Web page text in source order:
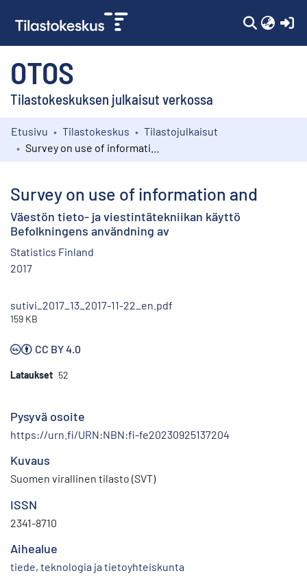
OTOS
Tilastokeskuksen julkaisut verkossa
Kokoelmat
Etusivu Tilastokeskus
Tilastojulkaisut
Survey on use of information and
Väestön tieto- ja viestintätekniikan käyttö
Befolkningens användning av
Statistics Finland
2017
sutivi_2017_13_2017-11-22_en.pdf
159 KB
CC BY 4.0
Lataukset 52
Pysyvä osoite
https://urn.fi/URN:NBN:fi-fe20230925137204
Kuvaus
Suomen virallinen tilasto (SVT)
ISSN
2341-8710
Aihealue
tiede, teknologia ja tietoyhteiskunta